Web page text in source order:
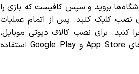
بروید و سپس کافیست که بازی را
کلیک کنید. پس از اتمام عملیات
کنید. برای نصب کالاف دیوتی موبایل،
شما می‌توانید از فروشگاه‌های App Store و Google Play استفاده